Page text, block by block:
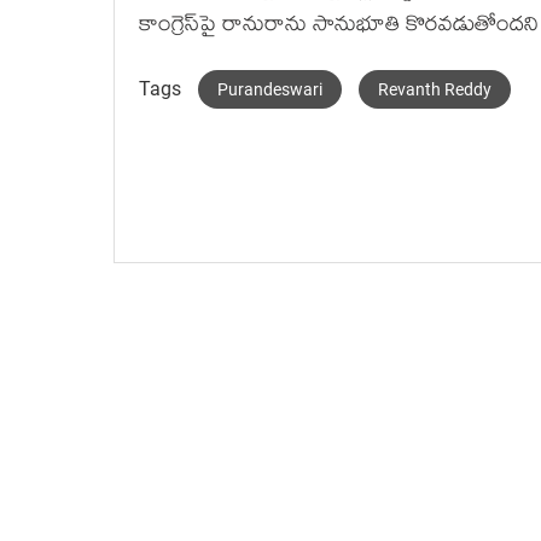
కాంగ్రెస్‌పై రానురాను సానుభూతి కొర‌వ‌డుతోంద‌ని
Tags Purandeswari Revanth Reddy